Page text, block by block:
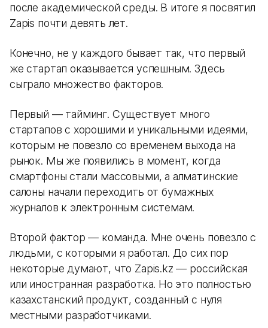
после академической среды. В итоге я посвятил
Zapis почти девять лет.
Конечно, не у каждого бывает так, что первый
же стартап оказывается успешным. Здесь
сыграло множество факторов.
Первый — тайминг. Существует много
стартапов с хорошими и уникальными идеями,
которым не повезло со временем выхода на
рынок. Мы же появились в момент, когда
смартфоны стали массовыми, а алматинские
салоны начали переходить от бумажных
журналов к электронным системам.
Второй фактор — команда. Мне очень повезло с
людьми, с которыми я работал. До сих пор
некоторые думают, что Zapis.kz — российская
или иностранная разработка. Но это полностью
казахстанский продукт, созданный с нуля
местными разработчиками.